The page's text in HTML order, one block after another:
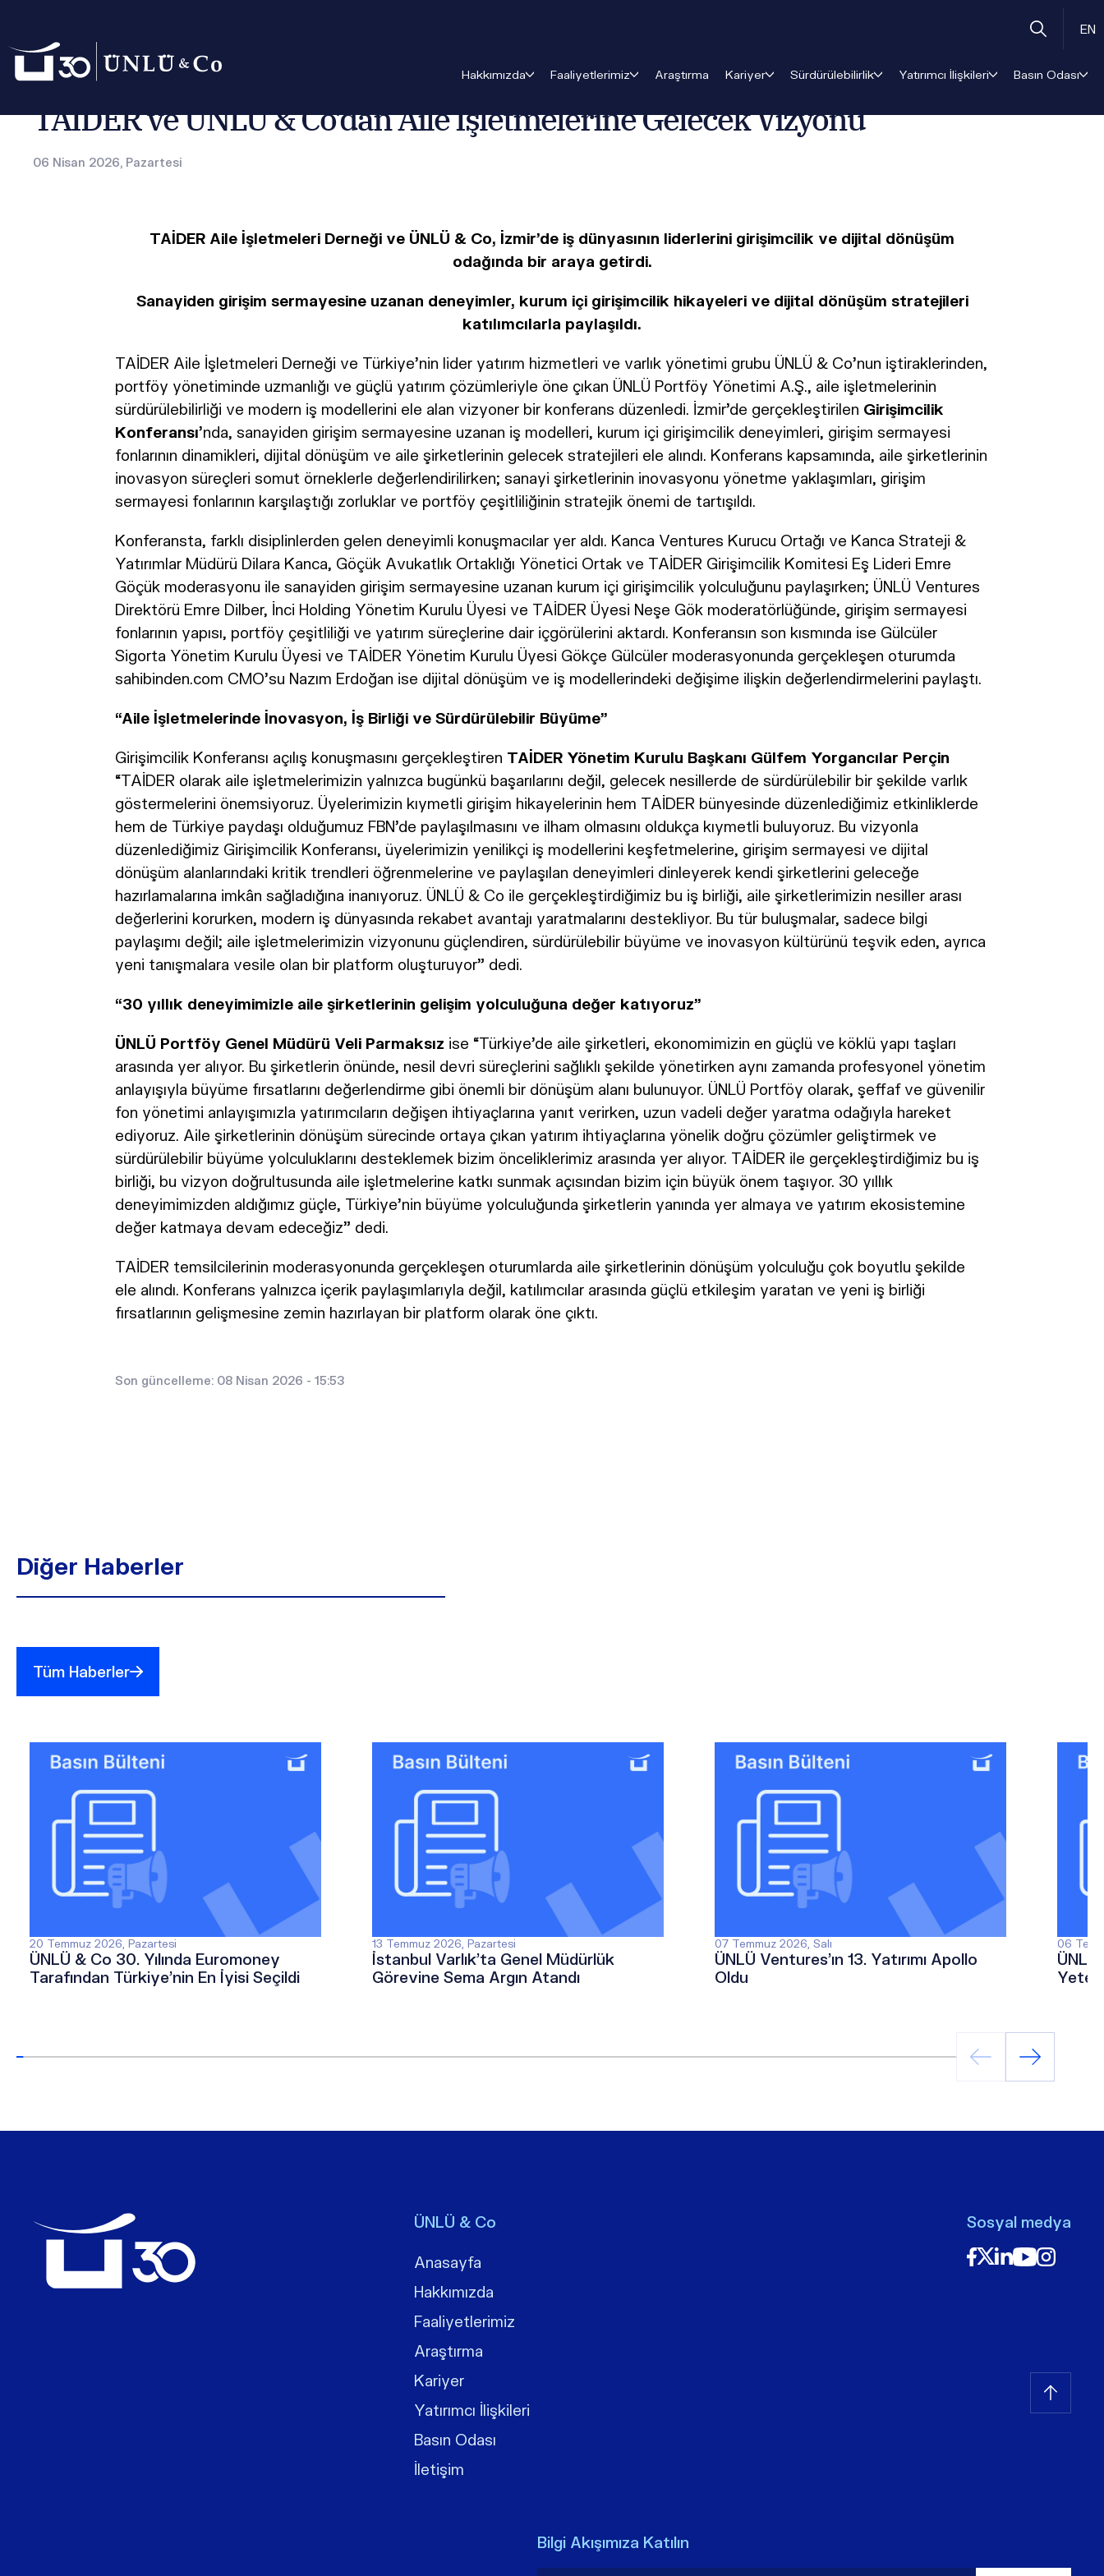
EN
Hakkımızda Faaliyetlerimiz Araştırma Kariyer Sürdürülebilirlik Yatırımcı İlişkileri Basın Odası
TAİDER ve ÜNLÜ & Co’dan Aile İşletmelerine Gelecek Vizyonu
06 Nisan 2026, Pazartesi
TAİDER Aile İşletmeleri Derneği ve ÜNLÜ & Co, İzmir’de iş dünyasının liderlerini girişimcilik ve dijital dönüşüm
odağında bir araya getirdi.
Sanayiden girişim sermayesine uzanan deneyimler, kurum içi girişimcilik hikayeleri ve dijital dönüşüm stratejileri
katılımcılarla paylaşıldı.
TAİDER Aile İşletmeleri Derneği ve Türkiye’nin lider yatırım hizmetleri ve varlık yönetimi grubu ÜNLÜ & Co’nun iştiraklerinden,
portföy yönetiminde uzmanlığı ve güçlü yatırım çözümleriyle öne çıkan ÜNLÜ Portföy Yönetimi A.Ş., aile işletmelerinin
sürdürülebilirliği ve modern iş modellerini ele alan vizyoner bir konferans düzenledi. İzmir’de gerçekleştirilen Girişimcilik
Konferansı’nda, sanayiden girişim sermayesine uzanan iş modelleri, kurum içi girişimcilik deneyimleri, girişim sermayesi
fonlarının dinamikleri, dijital dönüşüm ve aile şirketlerinin gelecek stratejileri ele alındı. Konferans kapsamında, aile şirketlerinin
inovasyon süreçleri somut örneklerle değerlendirilirken; sanayi şirketlerinin inovasyonu yönetme yaklaşımları, girişim
sermayesi fonlarının karşılaştığı zorluklar ve portföy çeşitliliğinin stratejik önemi de tartışıldı.
Konferansta, farklı disiplinlerden gelen deneyimli konuşmacılar yer aldı. Kanca Ventures Kurucu Ortağı ve Kanca Strateji &
Yatırımlar Müdürü Dilara Kanca, Göçük Avukatlık Ortaklığı Yönetici Ortak ve TAİDER Girişimcilik Komitesi Eş Lideri Emre
Göçük moderasyonu ile sanayiden girişim sermayesine uzanan kurum içi girişimcilik yolculuğunu paylaşırken; ÜNLÜ Ventures
Direktörü Emre Dilber, İnci Holding Yönetim Kurulu Üyesi ve TAİDER Üyesi Neşe Gök moderatörlüğünde, girişim sermayesi
fonlarının yapısı, portföy çeşitliliği ve yatırım süreçlerine dair içgörülerini aktardı. Konferansın son kısmında ise Gülcüler
Sigorta Yönetim Kurulu Üyesi ve TAİDER Yönetim Kurulu Üyesi Gökçe Gülcüler moderasyonunda gerçekleşen oturumda
sahibinden.com CMO’su Nazım Erdoğan ise dijital dönüşüm ve iş modellerindeki değişime ilişkin değerlendirmelerini paylaştı.
“Aile İşletmelerinde İnovasyon, İş Birliği ve Sürdürülebilir Büyüme”
Girişimcilik Konferansı açılış konuşmasını gerçekleştiren TAİDER Yönetim Kurulu Başkanı Gülfem Yorgancılar Perçin
“TAİDER olarak aile işletmelerimizin yalnızca bugünkü başarılarını değil, gelecek nesillerde de sürdürülebilir bir şekilde varlık
göstermelerini önemsiyoruz. Üyelerimizin kıymetli girişim hikayelerinin hem TAİDER bünyesinde düzenlediğimiz etkinliklerde
hem de Türkiye paydaşı olduğumuz FBN’de paylaşılmasını ve ilham olmasını oldukça kıymetli buluyoruz. Bu vizyonla
düzenlediğimiz Girişimcilik Konferansı, üyelerimizin yenilikçi iş modellerini keşfetmelerine, girişim sermayesi ve dijital
dönüşüm alanlarındaki kritik trendleri öğrenmelerine ve paylaşılan deneyimleri dinleyerek kendi şirketlerini geleceğe
hazırlamalarına imkân sağladığına inanıyoruz. ÜNLÜ & Co ile gerçekleştirdiğimiz bu iş birliği, aile şirketlerimizin nesiller arası
değerlerini korurken, modern iş dünyasında rekabet avantajı yaratmalarını destekliyor. Bu tür buluşmalar, sadece bilgi
paylaşımı değil; aile işletmelerimizin vizyonunu güçlendiren, sürdürülebilir büyüme ve inovasyon kültürünü teşvik eden, ayrıca
yeni tanışmalara vesile olan bir platform oluşturuyor” dedi.
“30 yıllık deneyimimizle aile şirketlerinin gelişim yolculuğuna değer katıyoruz”
ÜNLÜ Portföy Genel Müdürü Veli Parmaksız ise “Türkiye’de aile şirketleri, ekonomimizin en güçlü ve köklü yapı taşları
arasında yer alıyor. Bu şirketlerin önünde, nesil devri süreçlerini sağlıklı şekilde yönetirken aynı zamanda profesyonel yönetim
anlayışıyla büyüme fırsatlarını değerlendirme gibi önemli bir dönüşüm alanı bulunuyor. ÜNLÜ Portföy olarak, şeffaf ve güvenilir
fon yönetimi anlayışımızla yatırımcıların değişen ihtiyaçlarına yanıt verirken, uzun vadeli değer yaratma odağıyla hareket
ediyoruz. Aile şirketlerinin dönüşüm sürecinde ortaya çıkan yatırım ihtiyaçlarına yönelik doğru çözümler geliştirmek ve
sürdürülebilir büyüme yolculuklarını desteklemek bizim önceliklerimiz arasında yer alıyor. TAİDER ile gerçekleştirdiğimiz bu iş
birliği, bu vizyon doğrultusunda aile işletmelerine katkı sunmak açısından bizim için büyük önem taşıyor. 30 yıllık
deneyimimizden aldığımız güçle, Türkiye’nin büyüme yolculuğunda şirketlerin yanında yer almaya ve yatırım ekosistemine
değer katmaya devam edeceğiz” dedi.
TAİDER temsilcilerinin moderasyonunda gerçekleşen oturumlarda aile şirketlerinin dönüşüm yolculuğu çok boyutlu şekilde
ele alındı. Konferans yalnızca içerik paylaşımlarıyla değil, katılımcılar arasında güçlü etkileşim yaratan ve yeni iş birliği
fırsatlarının gelişmesine zemin hazırlayan bir platform olarak öne çıktı.
Son güncelleme: 08 Nisan 2026 - 15:53
Diğer Haberler
Tüm Haberler
20 Temmuz 2026, Pazartesi
ÜNLÜ & Co 30. Yılında Euromoney
Tarafından Türkiye’nin En İyisi Seçildi
13 Temmuz 2026, Pazartesi
İstanbul Varlık’ta Genel Müdürlük
Görevine Sema Argın Atandı
07 Temmuz 2026, Salı
ÜNLÜ Ventures’ın 13. Yatırımı Apollo
Oldu
06
ÜNLÜ
ÜNLÜ & Co
Anasayfa
Hakkımızda
Faaliyetlerimiz
Araştırma
Kariyer
Yatırımcı İlişkileri
Basın Odası
İletişim
Sosyal medya
Bilgi Akışımıza Katılın